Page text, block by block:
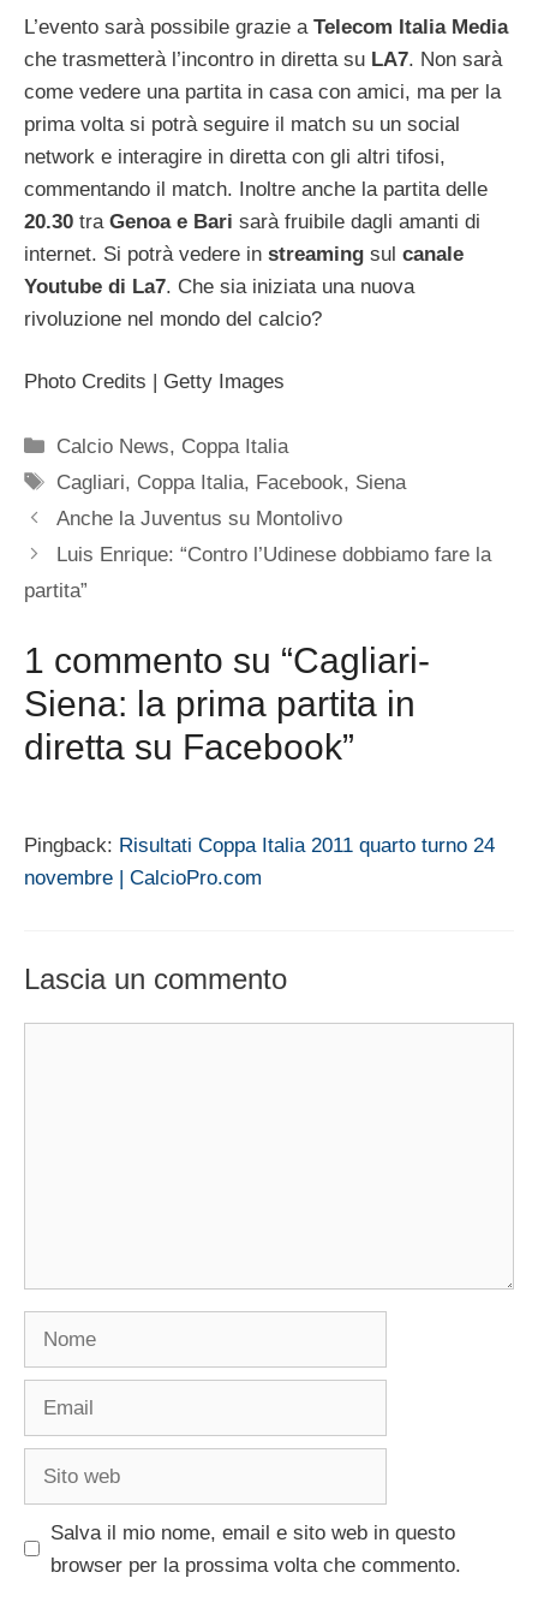
L’evento sarà possibile grazie a Telecom Italia Media
che trasmetterà l’incontro in diretta su LA7. Non sarà
come vedere una partita in casa con amici, ma per la
prima volta si potrà seguire il match su un social
network e interagire in diretta con gli altri tifosi,
commentando il match. Inoltre anche la partita delle
20.30 tra Genoa e Bari sarà fruibile dagli amanti di
internet. Si potrà vedere in streaming sul canale
Youtube di La7. Che sia iniziata una nuova
rivoluzione nel mondo del calcio?
Photo Credits | Getty Images
Categorie
Calcio News, Coppa Italia
Tag
Cagliari, Coppa Italia, Facebook, Siena
Anche la Juventus su Montolivo
Luis Enrique: “Contro l’Udinese dobbiamo fare la
partita”
1 commento su “Cagliari-
Siena: la prima partita in
diretta su Facebook”
Pingback: Risultati Coppa Italia 2011 quarto turno 24
novembre | CalcioPro.com
Lascia un commento
Salva il mio nome, email e sito web in questo
browser per la prossima volta che commento.